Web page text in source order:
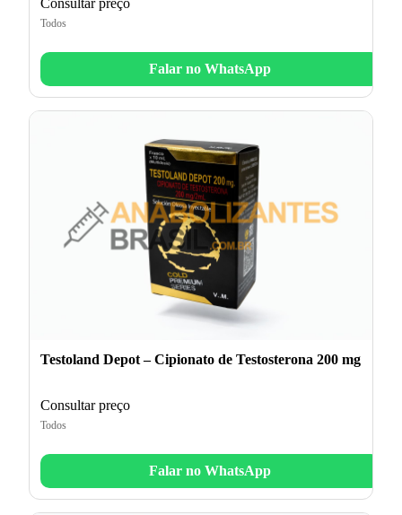
Consultar preço
Todos
Falar no WhatsApp
Testoland Depot – Cipionato de Testosterona 200 mg
Consultar preço
Todos
Falar no WhatsApp